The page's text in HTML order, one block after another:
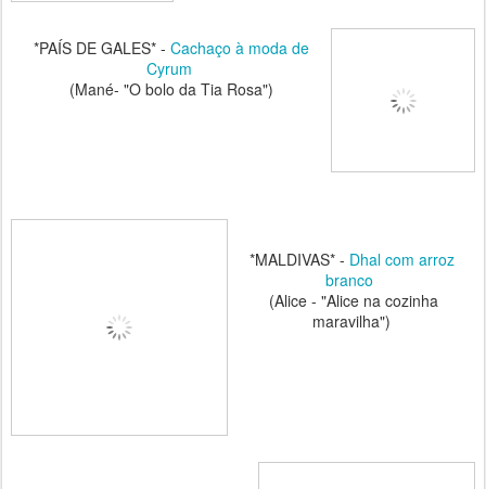
*PAÍS DE GALES* - Cachaço à moda de
Cyrum
(Mané- "O bolo da Tia Rosa")
*MALDIVAS* - Dhal com arroz
branco
(Alice - "Alice na cozinha
maravilha")